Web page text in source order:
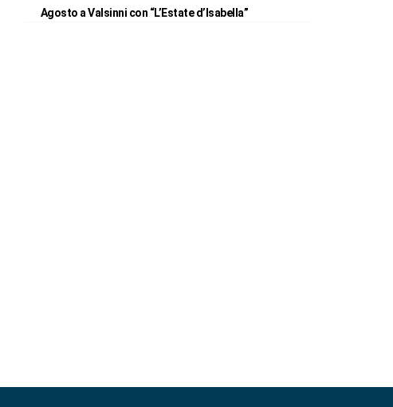
Agosto a Valsinni con “L’Estate d’Isabella”